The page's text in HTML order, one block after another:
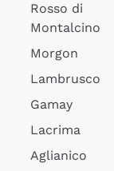
Rosso di
Montalcino
Morgon
Lambrusco
Gamay
Lacrima
Aglianico